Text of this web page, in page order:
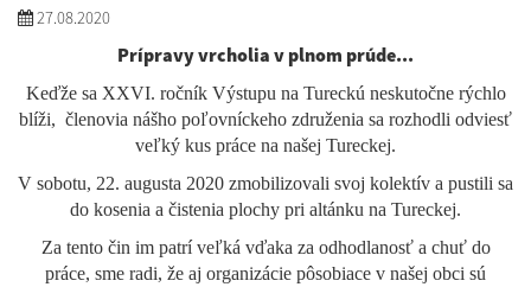
27.08.2020
Prípravy vrcholia v plnom prúde...
Keďže sa XXVI. ročník Výstupu na Tureckú neskutočne rýchlo
blíži, členovia nášho poľovníckeho združenia sa rozhodli odviesť
veľký kus práce na našej Tureckej.
V sobotu, 22. augusta 2020 zmobilizovali svoj kolektív a pustili sa
do kosenia a čistenia plochy pri altánku na Tureckej.
Za tento čin im patrí veľká vďaka za odhodlanosť a chuť do
práce, sme radi, že aj organizácie pôsobiace v našej obci sú